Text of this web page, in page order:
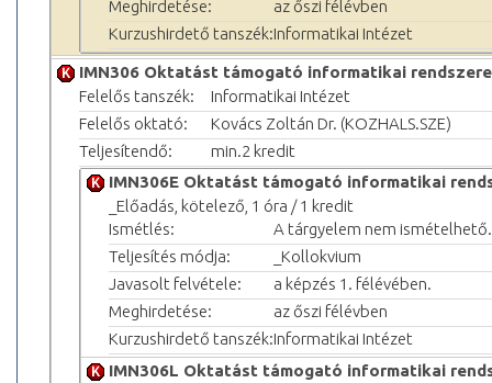
Meghirdetése:
az őszi félévben
Kurzushirdető tanszék:Informatikai Intézet
IMN306 Oktatást támogató informatikai
Felelős tanszék:
Informatikai Intézet
Felelős oktató:
Kovács Zoltán Dr. (KOZHALS.SZE)
Teljesítendő:
min.2 kredit
IMN306E Oktatást támogató informatikai
_Előadás, kötelező, 1 óra / 1 kredit
Ismétlés:
A tárgyelem nem ismételhető.
Teljesítés módja:
_Kollokvium
Javasolt felvétele:
a képzés 1. félévében.
Meghirdetése:
az őszi félévben
Kurzushirdető tanszék:Informatikai Intézet
IMN306L Oktatást támogató informatikai